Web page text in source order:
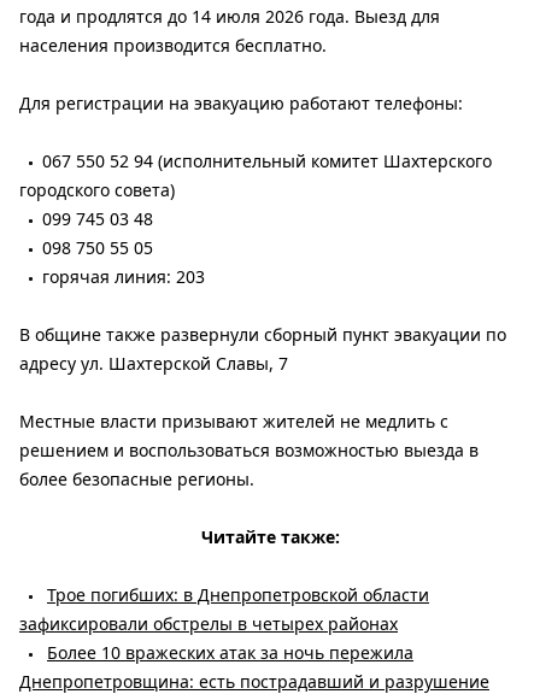
года и продлятся до 14 июля 2026 года. Выезд для
населения производится бесплатно.
Для регистрации на эвакуацию работают телефоны:
067 550 52 94 (исполнительный комитет Шахтерского
городского совета)
099 745 03 48
098 750 55 05
горячая линия: 203
В общине также развернули сборный пункт эвакуации по
адресу ул. Шахтерской Славы, 7
Местные власти призывают жителей не медлить с
решением и воспользоваться возможностью выезда в
более безопасные регионы.
Читайте также:
Трое погибших: в Днепропетровской области
зафиксировали обстрелы в четырех районах
Более 10 вражеских атак за ночь пережила
Днепропетровщина: есть пострадавший и разрушение